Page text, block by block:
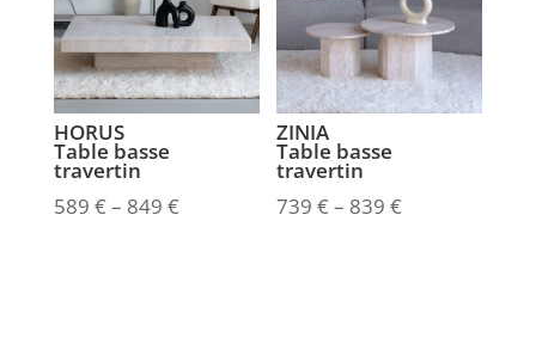
HORUS
Table basse
travertin
589 € – 849 €
ZINIA
Table basse
travertin
739€ – 839€